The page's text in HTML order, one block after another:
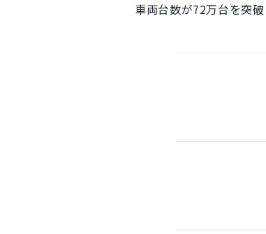
車両台数が72万台を突破